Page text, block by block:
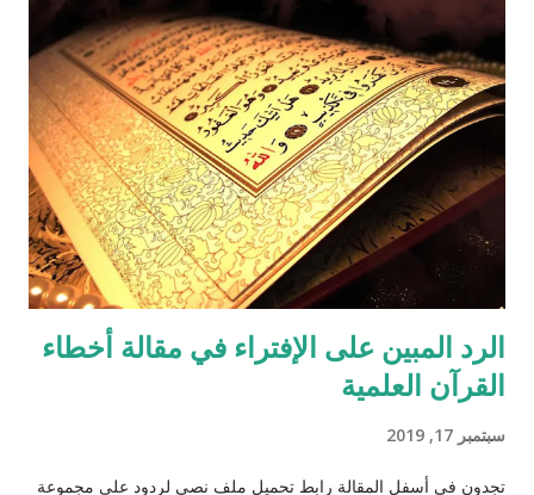
الرد المبين على الإفتراء في مقالة أخطاء
القرآن العلمية
سبتمبر 17, 2019
تجدون في أسفل المقالة رابط تحميل ملف نصي لردود على مجموعة